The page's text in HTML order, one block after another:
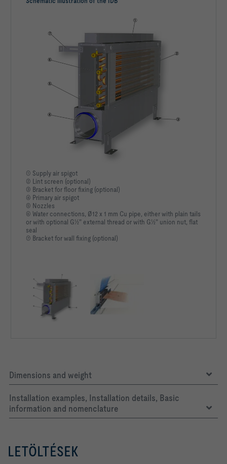
① Supply air spigot
② Lint screen (optional)
③ Bracket for floor fixing (optional)
④ Primary air spigot
⑤ Nozzles
⑥ Water connections, Ø12 x 1 mm Cu pipe, either with plain tails
or with optional G½" external thread or with G½" union nut, flat
seal
⑦ Bracket for wall fixing (optional)
Dimensions and weight
Installation examples, Installation details, Basic
information and nomenclature
LETÖLTÉSEK